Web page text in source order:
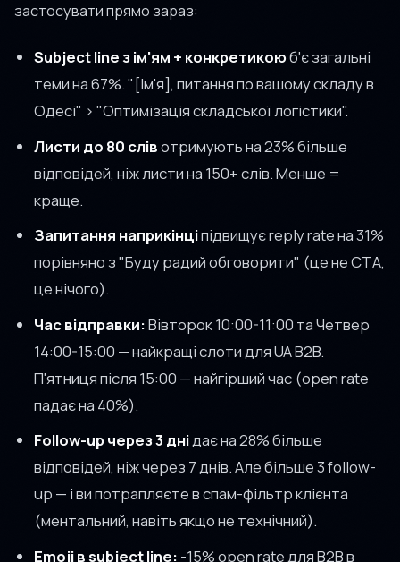
застосувати прямо зараз:
Subject line з ім'ям + конкретикоюб'є загальні
теми на 67%. "[Ім'я], питання по вашому складу в
Одесі" > "Оптимізація складської логістики".
Листи до 80 слівотримують на 23% більше
відповідей, ніж листи на 150+ слів. Менше =
краще.
Запитання наприкінціпідвищує reply rate на 31%
порівняно з "Буду радий обговорити" (це не CTA,
це нічого).
Час відправки:Вівторок 10:00-11:00 та Четвер
14:00-15:00 — найкращі слоти для UA B2B.
П'ятниця після 15:00 — найгірший час (open rate
падає на 40%).
Follow-up через 3 днідає на 28% більше
відповідей, ніж через 7 днів. Але більше 3 follow-
up — і ви потрапляєте в спам-фільтр клієнта
(ментальний, навіть якщо не технічний).
Emoji в subject line: -15% open rate для B2B в